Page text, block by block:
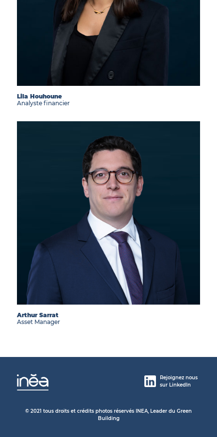
Lila Houhoune
Analyste financier
Arthur Sarrat
Asset Manager
Rejoignez nous
sur LinkedIn
© 2021 tous droits et crédits photos réservés INEA, Leader du Green
Building